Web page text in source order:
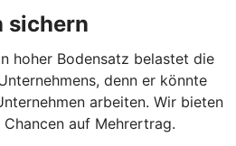
sichern
hoher Bodensatz belastet die
denn er könnte
arbeiten. Wir bieten
auf Mehrertrag.